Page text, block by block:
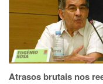
Atrasos brutais nos